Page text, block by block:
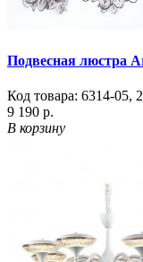
Подвесная люстра
Код товара: 6314-05,
9 190 р.
В корзину